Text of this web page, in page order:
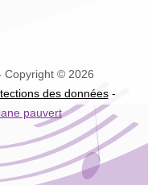
Copyright © 2026
des données-
pauvert